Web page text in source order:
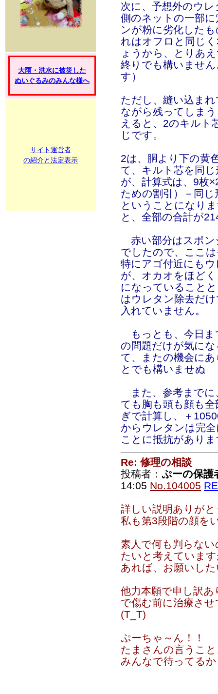
大雨・洪水に被災した
ぬいぐるみのみんな様へ
サイト運営者
の紹介と法定表示
次に、予想外のウ
側のネットの一部
ンが粉に劣化した
れはオフロと同じ
ょうから、とりあ
終りでも構いませ
す）
ただし、縫い込ま
ながら残ってしま
えると、2のキルト
じです。
2は、胴より下の黄
て、キルト芯を同
が、計算式は、9枚
ための割引）－同
ということになり
と、全部の合計が
赤い部分はスポン
でしたので、ここ
特にアゴ付近にも
が、オカオをほど
になっていること
はウレタン除去だ
入れていません。
もっとも、今日ま
の問題だけが気に
て、またの機会に
とでも構いませぬ
また、参考までに
ても胸も頭も顔も
ぎで計算し、＋
からウレタンは完
ことに抵抗があり
Re: 修理の相談
投稿者： ぷーの保護
14:05 No.104005
詳しい説明ありが
私も第3段階の顔を
素人で何も判らな
たいと考えていま
あれば、お願いし
他力本願で申し訳
で傷む前に治療さ
(T_T)
ぷーちゃ～ん！！
たまさんの言うこ
みんなで待ってる